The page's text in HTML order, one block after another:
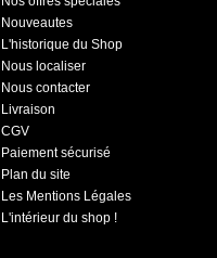
Nouveautes
L'historique du Shop
Nous localiser
Nous contacter
Livraison
CGV
Paiement sécurisé
Plan du site
Les Mentions Légales
L'intérieur du shop !